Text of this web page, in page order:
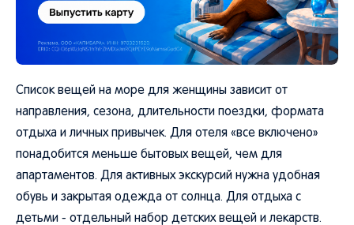
Список вещей на море для женщины зависит от
направления, сезона, длительности поездки, формата
отдыха и личных привычек. Для отеля «все включено»
понадобится меньше бытовых вещей, чем для
апартаментов. Для активных экскурсий нужна удобная
обувь и закрытая одежда от солнца. Для отдыха с
детьми - отдельный набор детских вещей и лекарств.